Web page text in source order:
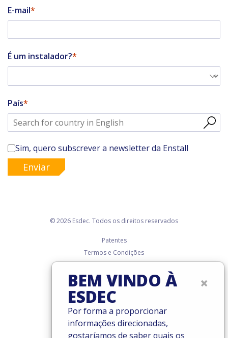
E-mail
É um instalador?
País
Sim, quero subscrever a newsletter da Enstall
Enviar
© 2026 Esdec. Todos os direitos reservados
Patentes
Termos e Condições
Condições de garantia
Governance
Cookies
Privacy policy
×
BEM VINDO À
ESDEC
Por forma a proporcionar
informações direcionadas,
gostaríamos de saber quais os